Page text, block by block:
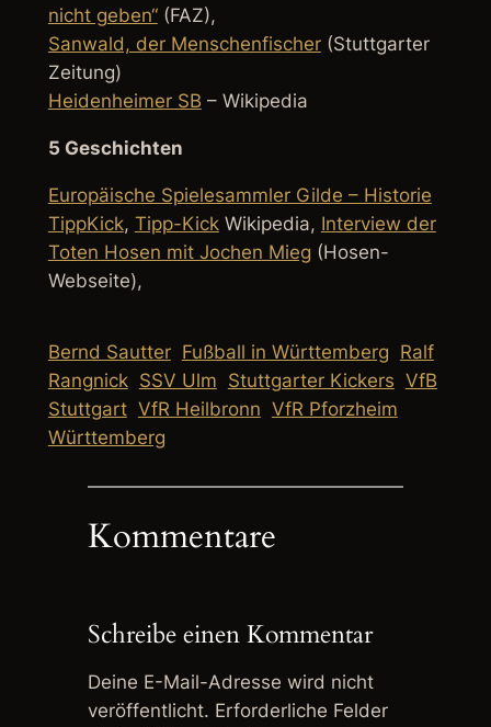
nicht geben“(FAZ),
Sanwald, der Menschenfischer(Stuttgarter
Zeitung)
Heidenheimer SB – Wikipedia
5 Geschichten
Europäische Spielesammler Gilde – Historie
TippKick, Tipp-KickWikipedia, Interview der
Toten Hosen mit Jochen Mieg (Hosen-
Webseite),
Bernd Sautter Fußball in Württemberg Ralf
Rangnick SSV Ulm Stuttgarter Kickers VfB
Stuttgart VfR Heilbronn VfR Pforzheim
Württemberg
Kommentare
Schreibe einen Kommentar
Deine E-Mail-Adresse wird nicht
veröffentlicht. Erforderliche Felder